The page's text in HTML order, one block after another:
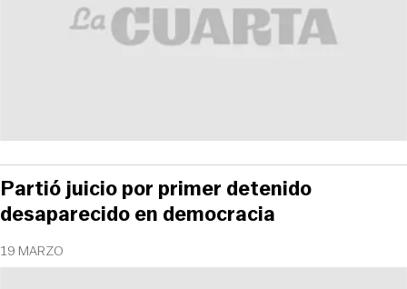
19 MARZO
Partió juicio por primer detenido
desaparecido en democracia